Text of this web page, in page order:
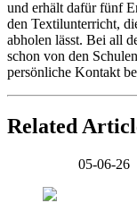
und erhält dafür fünf
den Textilunterricht,
abholen lässt. Bei all
schon von den
persönliche Kontakt
Related
05-06-26